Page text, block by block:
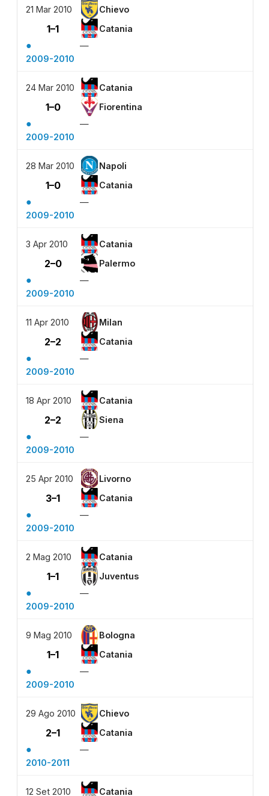
21 Mar 2010 Chievo
1–1 Catania
●
—
2009-2010
24 Mar 2010 Catania
1–0 Fiorentina
●
—
2009-2010
28 Mar 2010 Napoli
1–0 Catania
●
—
2009-2010
3 Apr 2010 Catania
2–0 Palermo
●
—
2009-2010
11 Apr 2010 Milan
2–2 Catania
●
—
2009-2010
18 Apr 2010 Catania
2–2 Siena
●
—
2009-2010
25 Apr 2010 Livorno
3–1 Catania
●
—
2009-2010
2 Mag 2010 Catania
1–1 Juventus
●
—
2009-2010
9 Mag 2010 Bologna
1–1 Catania
●
—
2009-2010
29 Ago 2010 Chievo
2–1 Catania
●
—
2010-2011
12 Set 2010 Catania